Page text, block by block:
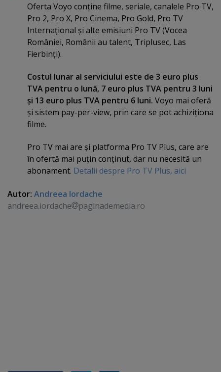
Oferta Voyo conţine filme, seriale, canalele Pro TV,
Pro 2, Pro X, Pro Cinema, Pro Gold, Pro TV
Internaţional şi alte emisiuni Pro TV (Vocea
României, Românii au talent, Triplusec, Las
Fierbinţi).
Costul lunar al serviciului este de 3 euro plus
TVA pentru o lună, 7 euro plus TVA pentru 3 luni
şi 13 euro plus TVA pentru 6 luni. Voyo mai oferă
şi sistem pay-per-view, prin care se pot achiziţiona
filme.
Pro TV mai are şi platforma Pro TV Plus, care are
în ofertă mai puţin conţinut, dar nu necesită un
abonament. Detalii despre Pro TV Plus, aici
Autor: Andreea Iordache
andreea.iordache
paginademedia.ro